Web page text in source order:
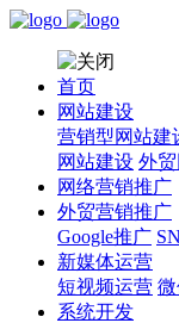
首页
网站建设
营销型网站建
网站建设 外
网络营销推广
外贸营销推广
Google推广
新媒体运营
短视频运营
系统开发